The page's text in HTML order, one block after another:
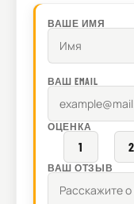
ВАШЕ ИМЯ
ВАШ EMAIL
ОЦЕНКА
1 2
ВАШ ОТЗЫВ